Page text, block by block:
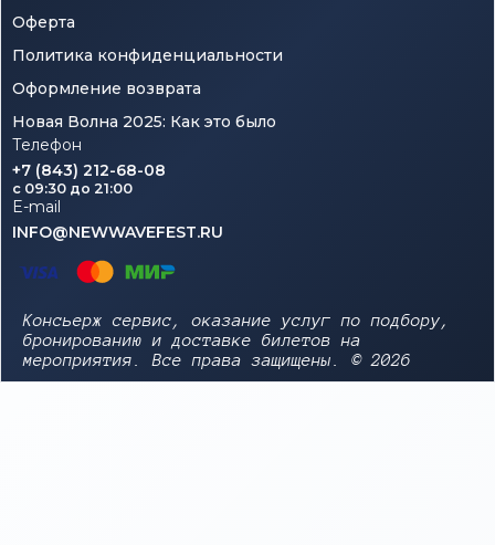
Оферта
Политика конфиденциальности
Оформление возврата
Новая Волна 2025: Как это было
Телефон
+7 (843) 212-68-08
c 09:30 до 21:00
E-mail
INFO@NEWWAVEFEST.RU
Консьерж сервис, оказание услуг по подбору,
бронированию и доставке билетов на
мероприятия. Все права защищены. © 2026